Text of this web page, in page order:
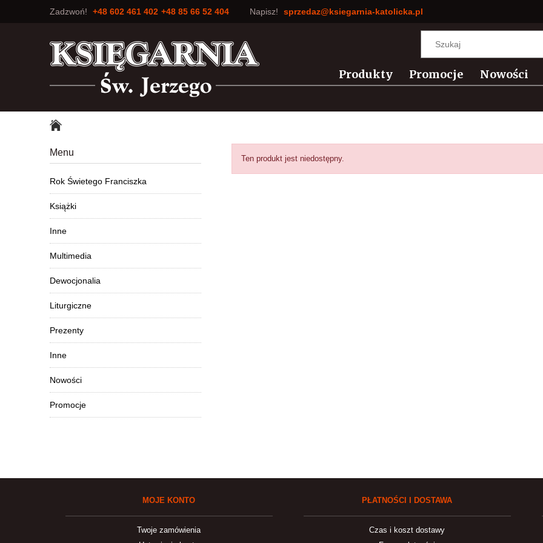
Produkty Promocje Nowości
Zadzwoń! +48 602 461 402 +48 85 66 52 404 Napisz! sprzedaz@ksiegarnia-katolicka.pl
Menu
Rok Świetego Franciszka
Książki
Inne
Multimedia
Dewocjonalia
Liturgiczne
Prezenty
Inne
Nowości
Promocje
Ten produkt jest niedostępny.
MOJE KONTO
Twoje zamówienia
PŁATNOŚCI I DOSTAWA
Czas i koszt dostawy